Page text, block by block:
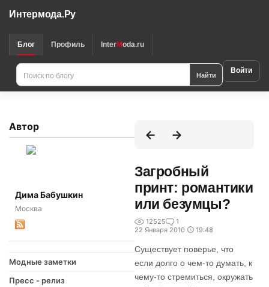
Интермода.Ру
Блог Профиль InterModa.ru
Найти Войти
Автор
Дима Бабушкин
Москва
Модные заметки
Пресс - релиз
Загробный
принт: романтики
или безумцы?
12525
1
22 Января 2010
19:48
Существует поверье, что
если долго о чем-то думать, к
чему-то стремиться, окружать